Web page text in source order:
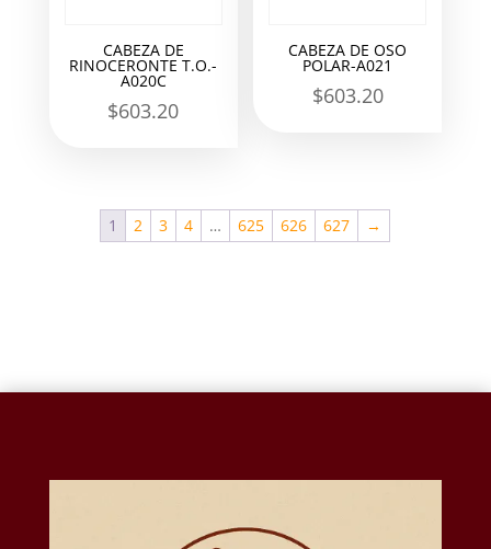
CABEZA DE
RINOCERONTE T.O.-
A020C
$603.20
CABEZA DE OSO
POLAR-A021
$603.20
1 2 3 4 … 625 626 627 →